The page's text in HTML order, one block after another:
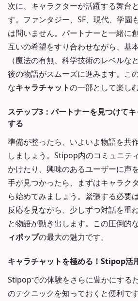
次に、キャラクターが活躍する舞台
す。ファンタジー、SF、現代、学園
は問いません。パートナーと一緒に
互いの希望をすり合わせながら、基
（魔法の有無、科学技術のレベルな
後の物語がスムーズに進みます。こ
なキャラチャットの一部として楽し
ステップ3：パートナーを見つけて
する
準備が整ったら、いよいよ物語を共
しましょう。Stipop内のコミュニテ
かけたり、興味のあるユーザーに声
手が見つかったら、まずはキャラク
ら始めてみましょう。緊張する必要
反応を見ながら、少しずつ対話を重
と物語が動き出します。この圧倒的
ィポップの最大の魅力です。
キャラチャットを極める！Stipop活
Stipopでの体験をさらに豊かにする
のテクニックを知っておくと便利で